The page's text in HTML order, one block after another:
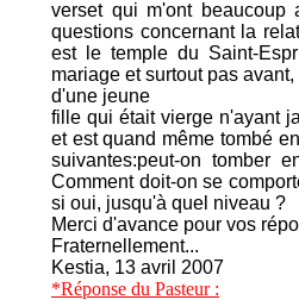
verset qui m'ont
questions concernant la
est le temple du Saint-
mariage et surtout pas
d'une jeune
fille qui était vierge n'ayant
et est quand même tombé
suivantes:peut-on tomber
Comment doit-on se
si oui, jusqu'à quel niveau ?
Merci d'avance pour vos
Fraternellement...
Kestia, 13 avril 2007
*Réponse du Pasteur :